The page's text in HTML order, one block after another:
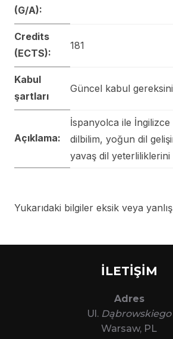
(G/A):
Credits
(ECTS):
181
Kabul
şartları
Güncel kabul
Açıklama:
İspanyolca ile
dilbilim, yoğun dil
yavaş dil yeterliliklerini
Yukarıdaki bilgiler eksik veya
İLETİŞİM
Adres
Ul. Dąbrowskiego
Warsaw, PL